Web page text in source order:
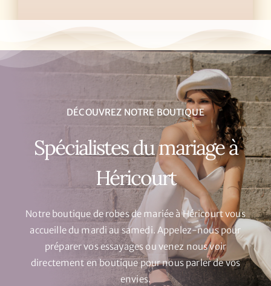
DÉCOUVREZ NOTRE BOUTIQUE
Spécialistes du mariage à
Héricourt
Notre boutique de robes de mariée à Héricourt vous
accueille du mardi au samedi. Appelez-nous pour
préparer vos essayages ou venez nous voir
directement en boutique pour nous parler de vos
envies.